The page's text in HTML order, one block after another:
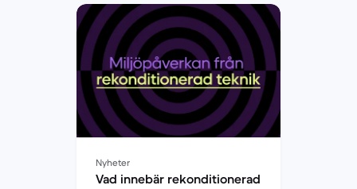
Nyheter
Vad innebär rekonditionerad